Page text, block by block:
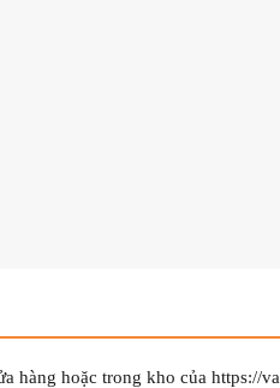
hàng hoặc trong kho của https://